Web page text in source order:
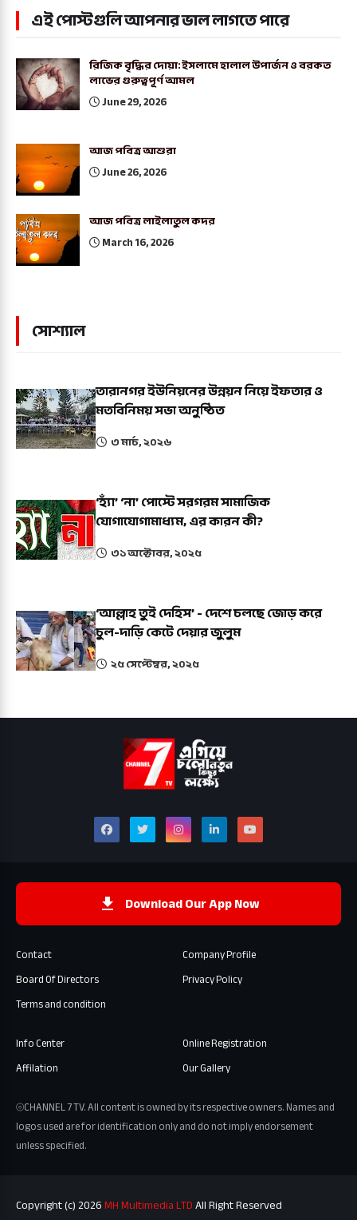
এই পোস্টগুলি আপনার ভাল লাগতে পারে
রিজিক বৃদ্ধির দোয়া: ইসলামে হালাল উপার্জন ও বরকত
লাভের গুরুত্বপূর্ণ আমল
June 29, 2026
আজ পবিত্র আশুরা
June 26, 2026
আজ পবিত্র লাইলাতুল কদর
March 16, 2026
সোশ্যাল
তারানগর ইউনিয়নের উন্নয়ন নিয়ে ইফতার ও
মতবিনিময় সভা অনুষ্ঠিত
৩ মার্চ, ২০২৬
‘হ্যাঁ’ ‘না’ পোস্টে সরগরম সামাজিক
যোগাযোগামাধ্যম, এর কারন কী?
৩১ অক্টোবর, ২০২৫
‘আল্লাহ তুই দেহিস’ - দেশে চলছে জোড় করে
চুল-দাড়ি কেটে দেয়ার জুলুম
২৫ সেপ্টেম্বর, ২০২৫
Download Our App Now
Contact
Company Profile
Board Of Directors
Privacy Policy
Terms and condition
Info Center
Online Registration
Affilation
Our Gallery
⦾CHANNEL 7 TV. All content is owned by its respective owners. Names and
logos used are for identification only and do not imply endorsement
unless specified.
Copyright (c) 2026MH Multimedia LTDAll Right Reserved